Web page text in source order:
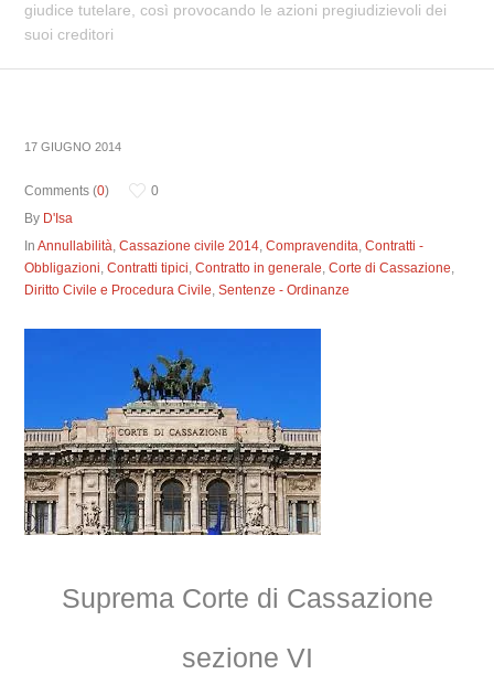
giudice tutelare, così provocando le azioni pregiudizievoli dei
suoi creditori
17 GIUGNO 2014
Comments (0)
0
By D'Isa
InAnnullabilità,Cassazione civile 2014,Compravendita,Contratti -
Obbligazioni,Contratti tipici,Contratto in generale,Corte di Cassazione,
Diritto Civile e Procedura Civile,Sentenze - Ordinanze
Suprema Corte di Cassazione
sezione VI